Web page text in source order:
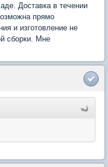
Доставка в течении
прямо
и изготовление не
сборки. Мне